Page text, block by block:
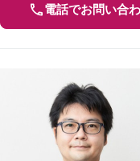
電話でお問い合